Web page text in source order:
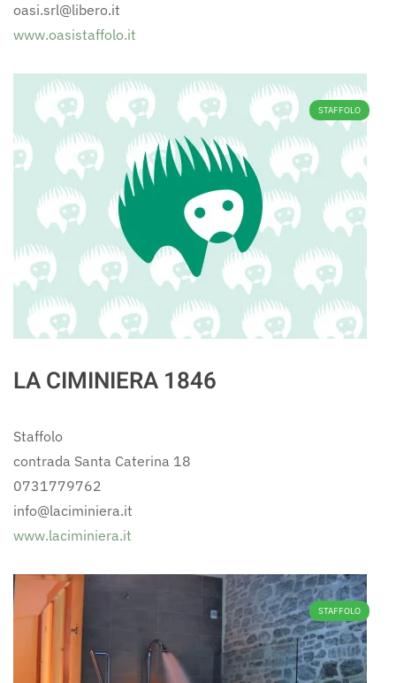
oasi.srl@libero.it
www.oasistaffolo.it
STAFFOLO
LA CIMINIERA 1846
Staffolo
contrada Santa Caterina 18
0731779762
info@laciminiera.it
www.laciminiera.it
STAFFOLO